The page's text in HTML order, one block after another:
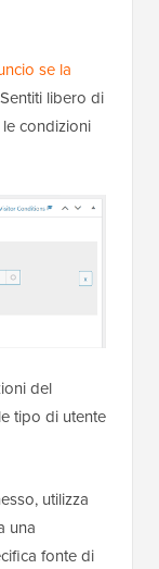
se la
libero di
condizioni
del
tipo di utente
utilizza
una
fonte di